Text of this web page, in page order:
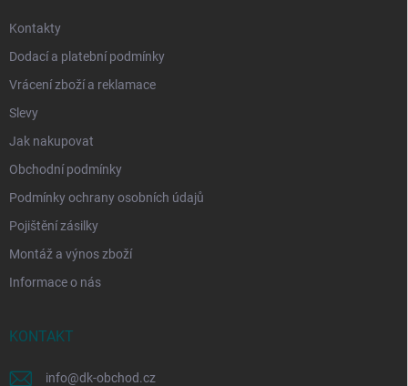
Kontakty
Dodací a platební podmínky
Vrácení zboží a reklamace
Slevy
Jak nakupovat
Obchodní podmínky
Podmínky ochrany osobních údajů
Pojištění zásilky
Montáž a výnos zboží
Informace o nás
KONTAKT
info@dk-obchod.cz